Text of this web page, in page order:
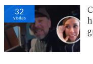
32
visitas